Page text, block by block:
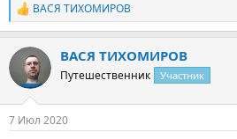
Р
е
к
и
ВАСЯ ТИХОМИРОВ
ВАСЯ ТИХОМИРОВ
Путешественник Участник
7 Июл 2020